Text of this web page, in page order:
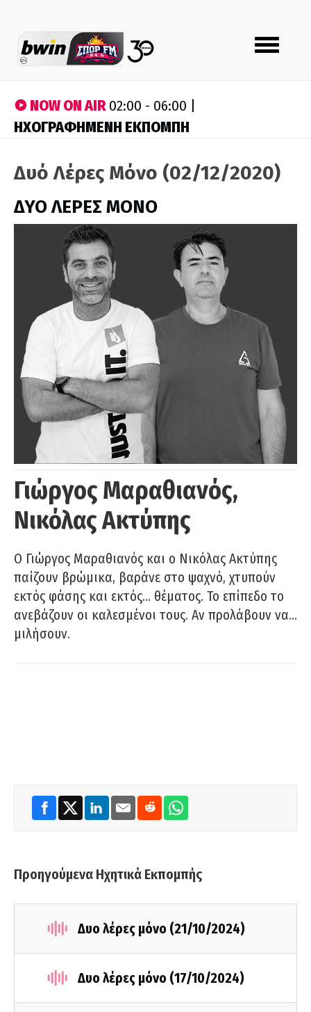
Toggle
navigation
NOW ON AIR02:00 - 06:00 |
ΗΧΟΓΡΑΦΗΜΕΝΗ ΕΚΠΟΜΠΗ
Δυό Λέρες Μόνο (02/12/2020)
ΔΥΟ ΛΕΡΕΣ ΜΟΝΟ
Γιώργος Μαραθιανός,
Νικόλας Ακτύπης
Ο Γιώργος Μαραθιανός και ο Νικόλας Ακτύπης
παίζουν βρώμικα, βαράνε στο ψαχνό, χτυπούν
εκτός φάσης και εκτός… θέματος. Το επίπεδο το
ανεβάζουν οι καλεσμένοι τους. Αν προλάβουν να…
μιλήσουν.
Προηγούμενα Ηχητικά Εκπομπής
Δυο λέρες μόνο (21/10/2024)
Δυο λέρες μόνο (17/10/2024)